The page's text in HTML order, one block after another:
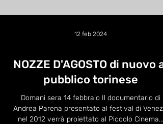
12 feb 2024
NOZZE D'AGOSTO di nuovo al
pubblico torinese
Domani sera 14 febbraio Il documentario di
Andrea Parena presentato al festival di
nel 2012 verrà proiettato al Piccolo Cinema...